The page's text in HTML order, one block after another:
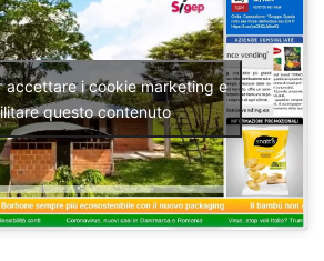
accettare i cookie marketing e
questo contenuto